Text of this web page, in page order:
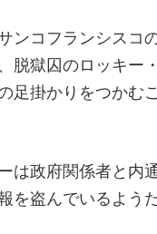
ンコフランシスコ
脱獄囚のロッキー
足掛かりをつかむ
は政府関係者と内
を盗んでいるよう